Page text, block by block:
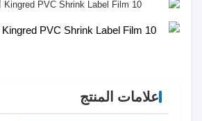
علامات المنتج